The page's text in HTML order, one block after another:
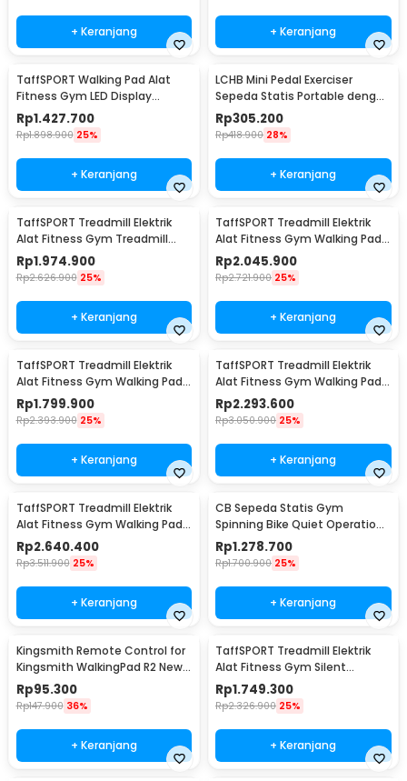
+ Keranjang + Keranjang
TaffSPORT Walking Pad Alat
Fitness Gym LED Display
Treadmill 0.75 HP - C1-01
Rp1.427.700
Rp1.898.900 25%
+ Keranjang
LCHB Mini Pedal Exerciser
Sepeda Statis Portable dengan
LCD Display - SI-08
Rp305.200
Rp418.900 28%
+ Keranjang
TaffSPORT Treadmill Elektrik
Alat Fitness Gym Treadmill
0.65 HP - M10
Rp1.974.900
Rp2.626.900 25%
+ Keranjang
TaffSPORT Treadmill Elektrik
Alat Fitness Gym Walking Pad
with Speaker - M10
Rp2.045.900
Rp2.721.900 25%
+ Keranjang
TaffSPORT Treadmill Elektrik
Alat Fitness Gym Walking Pad
0.75 HP - Q6
Rp1.799.900
Rp2.393.900 25%
+ Keranjang
TaffSPORT Treadmill Elektrik
Alat Fitness Gym Walking Pad
with Speaker - Q6
Rp2.293.600
Rp3.050.900 25%
+ Keranjang
TaffSPORT Treadmill Elektrik
Alat Fitness Gym Walking Pad
1.95 HP - Q6
Rp2.640.400
Rp3.511.900 25%
+ Keranjang
CB Sepeda Statis Gym
Spinning Bike Quiet Operation
Heart Rate Tracker - WZX7
Rp1.278.700
Rp1.700.900 25%
+ Keranjang
Kingsmith Remote Control for
Kingsmith WalkingPad R2 New
Version - 2.4G
Rp95.300
Rp147.900 36%
+ Keranjang
TaffSPORT Treadmill Elektrik
Alat Fitness Gym Silent
Walking Pad 3 HP - FY21
Rp1.749.300
Rp2.326.900 25%
+ Keranjang